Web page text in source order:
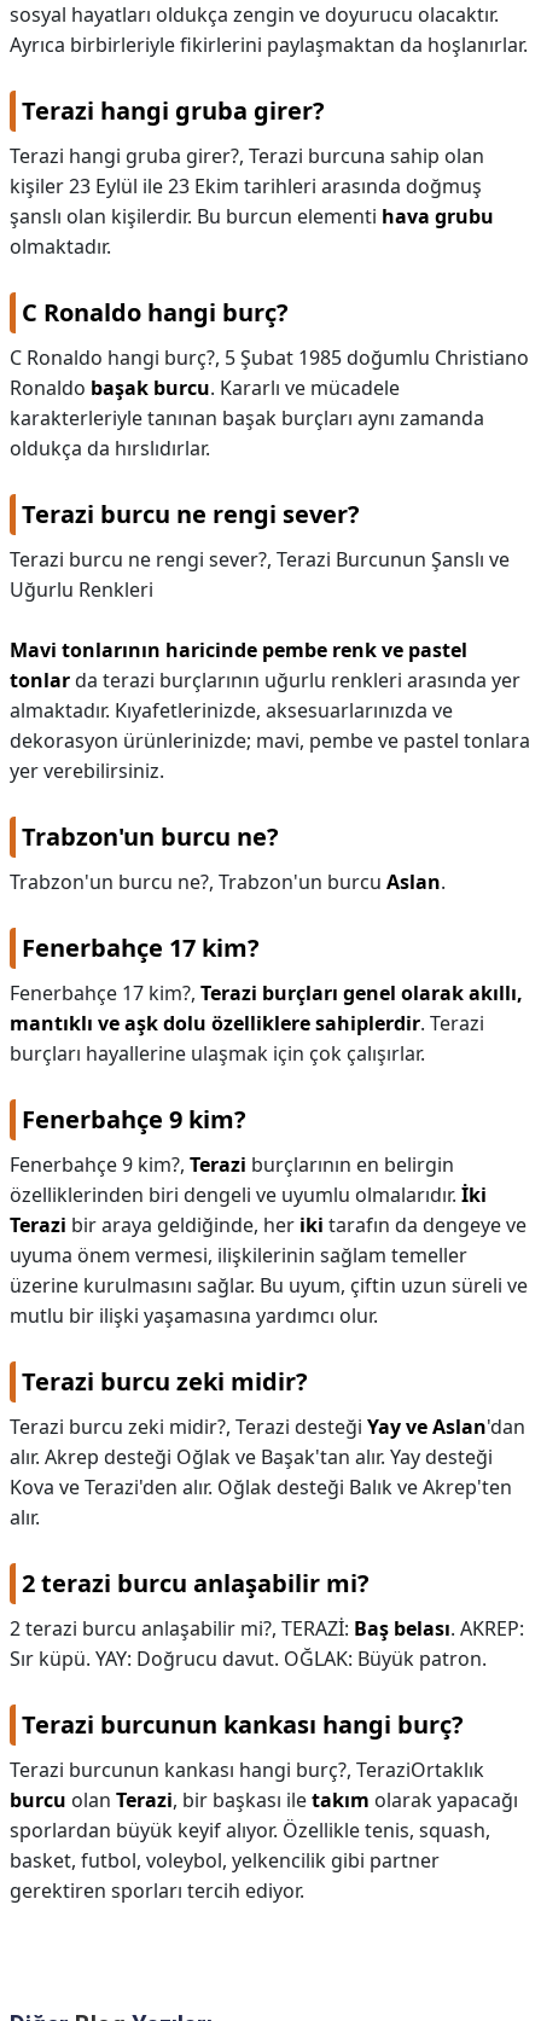
sosyal hayatları oldukça zengin ve doyurucu olacaktır.
Ayrıca birbirleriyle fikirlerini paylaşmaktan da hoşlanırlar.
Terazi hangi gruba girer?
Terazi hangi gruba girer?, Terazi burcuna sahip olan
kişiler 23 Eylül ile 23 Ekim tarihleri arasında doğmuş
şanslı olan kişilerdir. Bu burcun elementi hava grubu
olmaktadır.
C Ronaldo hangi burç?
C Ronaldo hangi burç?, 5 Şubat 1985 doğumlu Christiano
Ronaldo başak burcu. Kararlı ve mücadele
karakterleriyle tanınan başak burçları aynı zamanda
oldukça da hırslıdırlar.
Terazi burcu ne rengi sever?
Terazi burcu ne rengi sever?, Terazi Burcunun Şanslı ve
Uğurlu Renkleri
Mavi tonlarının haricinde pembe renk ve pastel
tonlarda terazi burçlarının uğurlu renkleri arasında yer
almaktadır. Kıyafetlerinizde, aksesuarlarınızda ve
dekorasyon ürünlerinizde; mavi, pembe ve pastel tonlara
yer verebilirsiniz.
Trabzon'un burcu ne?
Trabzon'un burcu ne?, Trabzon'un burcu Aslan.
Fenerbahçe 17 kim?
Fenerbahçe 17 kim?, Terazi burçları genel olarak akıllı,
mantıklı ve aşk dolu özelliklere sahiplerdir. Terazi
burçları hayallerine ulaşmak için çok çalışırlar.
Fenerbahçe 9 kim?
Fenerbahçe 9 kim?, Terazi burçlarının en belirgin
özelliklerinden biri dengeli ve uyumlu olmalarıdır. İki
Terazi bir araya geldiğinde, her iki tarafın da dengeye ve
uyuma önem vermesi, ilişkilerinin sağlam temeller
üzerine kurulmasını sağlar. Bu uyum, çiftin uzun süreli ve
mutlu bir ilişki yaşamasına yardımcı olur.
Terazi burcu zeki midir?
Terazi burcu zeki midir?, Terazi desteği Yay ve Aslan'dan
alır. Akrep desteği Oğlak ve Başak'tan alır. Yay desteği
Kova ve Terazi'den alır. Oğlak desteği Balık ve Akrep'ten
alır.
2 terazi burcu anlaşabilir mi?
2 terazi burcu anlaşabilir mi?, TERAZİ: Baş belası. AKREP:
Sır küpü. YAY: Doğrucu davut. OĞLAK: Büyük patron.
Terazi burcunun kankası hangi burç?
Terazi burcunun kankası hangi burç?, TeraziOrtaklık
burcu olan Terazi, bir başkası iletakım olarak yapacağı
sporlardan büyük keyif alıyor. Özellikle tenis, squash,
basket, futbol, voleybol, yelkencilik gibi partner
gerektiren sporları tercih ediyor.